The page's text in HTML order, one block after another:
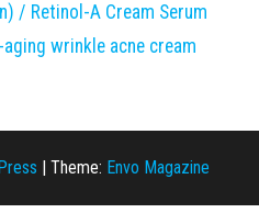
/ Retinol-A Cream Serum
wrinkle acne cream
| Theme: Envo Magazine